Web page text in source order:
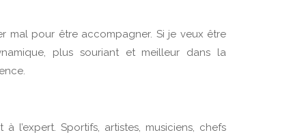
mal pour être accompagner. Si je veux être
plus souriant et meilleur dans la
l’expert. Sportifs, artistes, musiciens, chefs